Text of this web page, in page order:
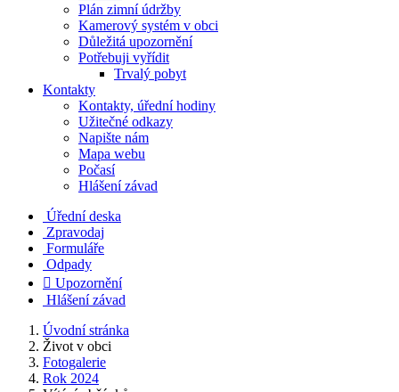
Plán zimní údržby
Kamerový systém v obci
Důležitá upozornění
Potřebuji vyřídit
Trvalý pobyt
Kontakty
Kontakty, úřední hodiny
Užitečné odkazy
Napište nám
Mapa webu
Počasí
Hlášení závad
Úřední deska
Zpravodaj
Formuláře
Odpady
 Upozornění
Hlášení závad
Úvodní stránka
Život v obci
Fotogalerie
Rok 2024